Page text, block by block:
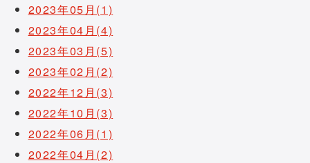
2023年05月(1)
2023年04月(4)
2023年03月(5)
2023年02月(2)
2022年12月(3)
2022年10月(3)
2022年06月(1)
2022年04月(2)